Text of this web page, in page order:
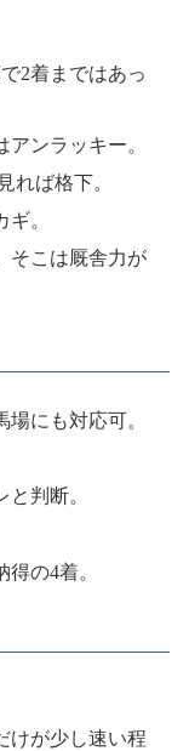
2着まではあっ
ンラッキー。
れば格下。
。
そこは厩舎力が
にも対応可。
判断。
の4着。
けが少し速い程